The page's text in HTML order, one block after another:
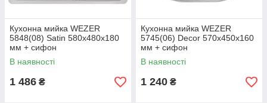
Кухонна мийка WEZER
5848(08) Satin 580x480x180
мм + сифон
В наявності
1 486 ₴
Кухонна мийка WEZER
5745(06) Deсor 570x450x160
мм + сифон
В наявності
1 240 ₴